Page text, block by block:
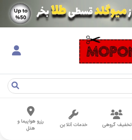
تخفیف گروهی خدمات آنلاین
رزرو هواپیما و
هتل